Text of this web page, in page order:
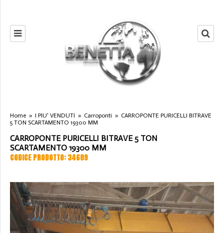
Home » I PIU' VENDUTI » Carroponti » CARROPONTE PURICELLI BITRAVE
5 TON SCARTAMENTO 19300 MM
CARROPONTE PURICELLI BITRAVE 5 TON
SCARTAMENTO 19300 MM
CODICE PRODOTTO: 34689